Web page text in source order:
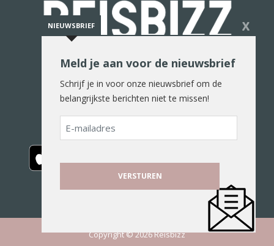
De reiswereld in woord en beeld
Copyright © 2026 Reisbizz
NIEUWSBRIEF X
Meld je aan voor de nieuwsbrief
Schrijf je in voor onze nieuwsbrief om de
belangrijkste berichten niet te missen!
E-
mailadres